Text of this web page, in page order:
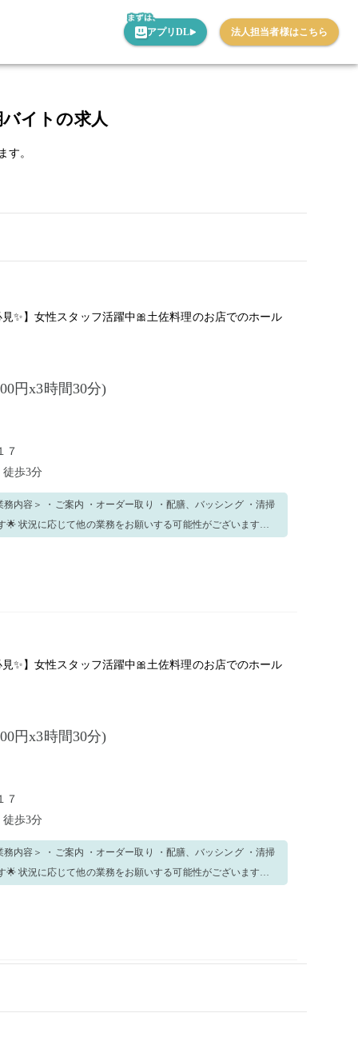
アプリDL 法人担当者様はこちら
イトの求人
す。
見✨】女性スタッフ活躍中🎀土佐料理のお店でのホール
円x3時間30分)
７
徒歩3分
ます。
見✨】女性スタッフ活躍中🎀土佐料理のお店でのホール
円x3時間30分)
７
徒歩3分
ます。